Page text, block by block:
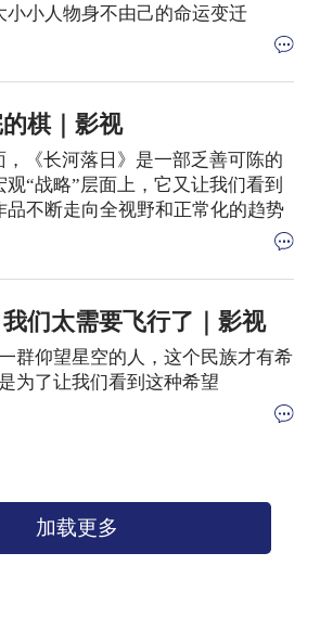
小小人物身不由己的命运变迁
棋｜影视
，《长河落日》是一部乏善可陈的
“战略”层面上，它又让我们看到
品不断走向全视野和正常化的趋势
我们太需要飞行了｜影视
群仰望星空的人，这个民族才有希
为了让我们看到这种希望
加载更多